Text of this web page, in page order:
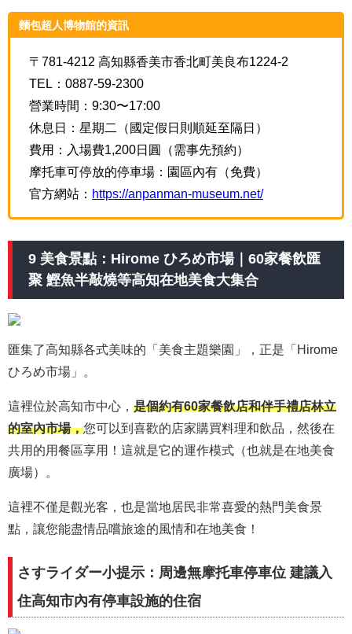
麵包超人博物館的資訊
〒781-4212 高知縣香美市香北町美良布1224-2
TEL：0887-59-2300
營業時間：9:30〜17:00
休息日：星期二（國定假日則順延至隔日）
費用：入場費1,200日圓（需事先預約）
摩托車可停放的停車場：園區內有（免費）
官方網站： https://anpanman-museum.net/
9 美食景點：Hirome ひろめ市場｜60家餐飲匯
聚 鰹魚半敲燒等高知在地美食大集合
匯集了高知縣各式美味的「美食主題樂園」，正是「Hirome
ひろめ市場」。
這裡位於高知市中心， 是個約有60家餐飲店和伴手禮店林立
的室內市場，您可以到喜歡的店家購買料理和飲品，然後在
共用的用餐區享用！這就是它的運作模式（也就是在地美食
廣場）。
這裡不僅是觀光客，也是當地居民非常喜愛的熱門美食景
點，讓您能盡情品嚐旅途的風情和在地美食！
さすライダー小提示：周邊無摩托車停車位 建議入
住高知市內有停車設施的住宿